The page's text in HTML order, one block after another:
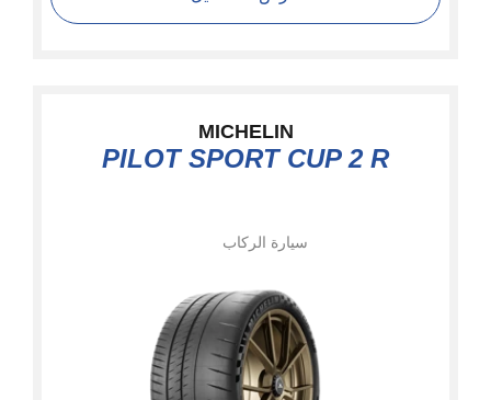
MICHELIN
PILOT SPORT CUP 2 R
سيارة الركاب